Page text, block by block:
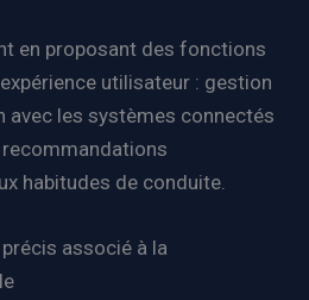
en proposant des fonctions
utilisateur : gestion
avec les systèmes connectés
recommandations
habitudes de conduite.
associé à la